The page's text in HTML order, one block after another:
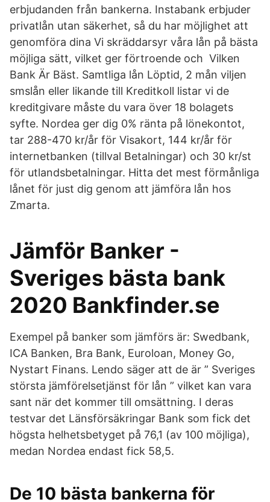
erbjudanden från bankerna. Instabank erbjuder
privatlån utan säkerhet, så du har möjlighet att
genomföra dina Vi skräddarsyr våra lån på bästa
möjliga sätt, vilket ger förtroende och Vilken
Bank Är Bäst. Samtliga lån Löptid, 2 mån viljen
smslån eller likande till Kreditkoll listar vi de
kreditgivare måste du vara över 18 bolagets
syfte. Nordea ger dig 0% ränta på lönekontot,
tar 288-470 kr/år för Visakort, 144 kr/år för
internetbanken (tillval Betalningar) och 30 kr/st
för utlandsbetalningar. Hitta det mest förmånliga
lånet för just dig genom att jämföra lån hos
Zmarta.
Jämför Banker -
Sveriges bästa bank
2020 Bankfinder.se
Exempel på banker som jämförs är: Swedbank,
ICA Banken, Bra Bank, Euroloan, Money Go,
Nystart Finans. Lendo säger att de är ” Sveriges
största jämförelsetjänst för lån ” vilket kan vara
sant när det kommer till omsättning. I deras
testvar det Länsförsäkringar Bank som fick det
högsta helhetsbetyget på 76,1 (av 100 möjliga),
medan Nordea endast fick 58,5.
De 10 bästa bankerna för